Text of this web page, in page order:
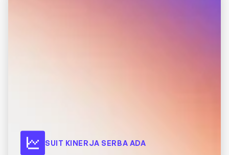
SUIT KINERJA SERBA ADA